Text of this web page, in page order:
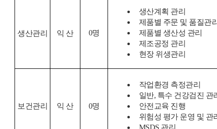
생산관리 익 산 0명
생산계획 관리
제품별 주문 및 품질관
제품별 생산성 관리
제조공정 관리
현장 위생관리
보건관리 익 산 0명
작업환경 측정관리
일반, 특수 건강검진 관
안전교육 진행
위험성 평가 운영 및 관
MSDS 관리